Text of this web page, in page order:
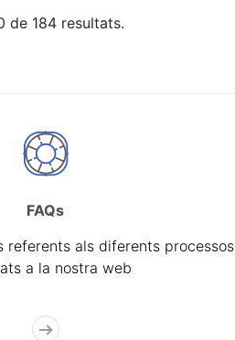
de 184 resultats.
FAQs
referents als diferents processos
a la nostra web